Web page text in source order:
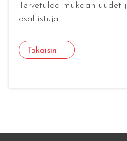
Tervetuloa mukaan uudet
osallistujat.
Takaisin